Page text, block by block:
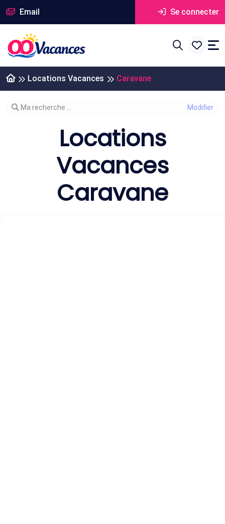
Email Se connecter
Locations Vacances Caravane
Modifier votre recherche
Ma recherche ...
Locations
Vacances
Caravane